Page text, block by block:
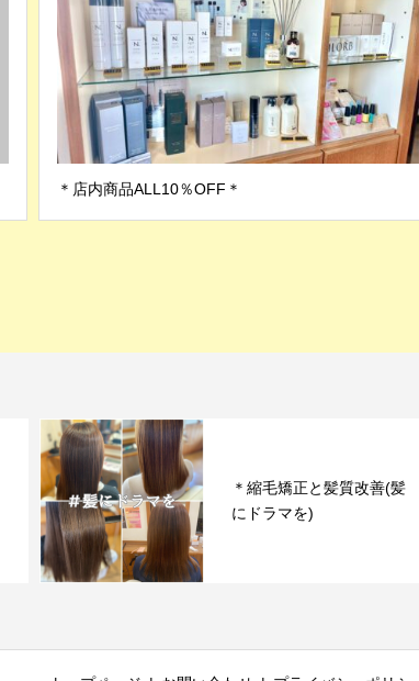
＊店内商品ALL10％OFF＊
＊縮毛矯正と髪質改善(髪
にドラマを)